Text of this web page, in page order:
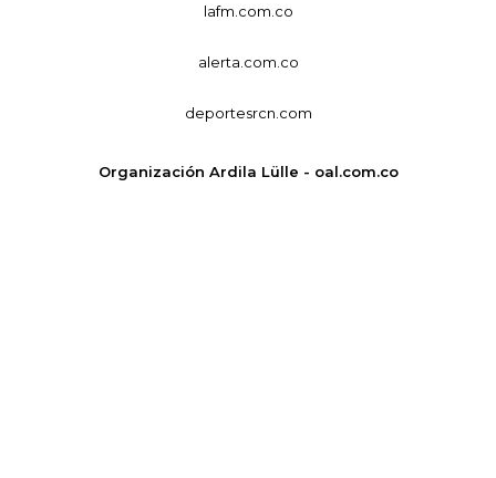
lafm.com.co
alerta.com.co
deportesrcn.com
Organización Ardila Lülle - oal.com.co